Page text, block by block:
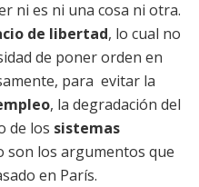
ni es ni una cosa ni otra.
de libertad, lo cual no
de poner orden en
para evitar la
, la degradación del
de los sistemas
son los argumentos que
en París.